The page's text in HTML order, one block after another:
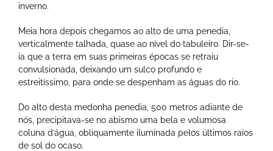
inverno.
Meia hora depois chegamos ao alto de uma penedia,
verticalmente talhada, quase ao nível do tabuleiro. Dir-se-
ia que a terra em suas primeiras épocas se retraiu
convulsionada, deixando um sulco profundo e
estreitíssimo, para onde se despenham as águas do rio.
Do alto desta medonha penedia, 500 metros adiante de
nós, precipitava-se no abismo uma bela e volumosa
coluna d’água, obliquamente iluminada pelos últimos raios
de sol do ocaso.